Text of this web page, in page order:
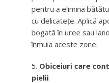
pentru a elimina
cu delicatețe. Aplică
bogată în uree sau
înmuia aceste zone.
Obiceiuri care
pielii